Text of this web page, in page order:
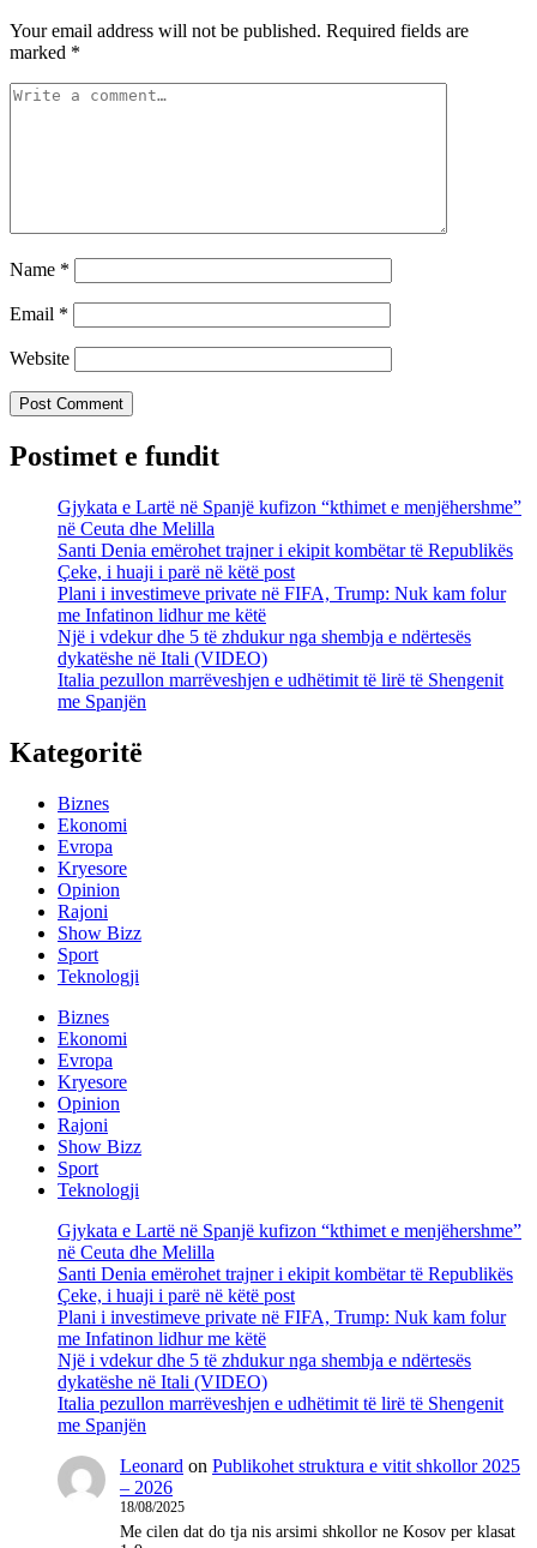
Your email address will not be published. Required fields are
marked *
Name *
Email *
Website
Postimet e fundit
Gjykata e Lartë në Spanjë kufizon “kthimet e menjëhershme”
në Ceuta dhe Melilla
Santi Denia emërohet trajner i ekipit kombëtar të Republikës
Çeke, i huaji i parë në këtë post
Plani i investimeve private në FIFA, Trump: Nuk kam folur
me Infatinon lidhur me këtë
Një i vdekur dhe 5 të zhdukur nga shembja e ndërtesës
dykatëshe në Itali (VIDEO)
Italia pezullon marrëveshjen e udhëtimit të lirë të Shengenit
me Spanjën
Kategoritë
Biznes
Ekonomi
Evropa
Kryesore
Opinion
Rajoni
Show Bizz
Sport
Teknologji
Biznes
Ekonomi
Evropa
Kryesore
Opinion
Rajoni
Show Bizz
Sport
Teknologji
Gjykata e Lartë në Spanjë kufizon “kthimet e menjëhershme”
në Ceuta dhe Melilla
Santi Denia emërohet trajner i ekipit kombëtar të Republikës
Çeke, i huaji i parë në këtë post
Plani i investimeve private në FIFA, Trump: Nuk kam folur
me Infatinon lidhur me këtë
Një i vdekur dhe 5 të zhdukur nga shembja e ndërtesës
dykatëshe në Itali (VIDEO)
Italia pezullon marrëveshjen e udhëtimit të lirë të Shengenit
me Spanjën
Leonard on Publikohet struktura e vitit shkollor 2025
– 2026
18/08/2025
Me cilen dat do tja nis arsimi shkollor ne Kosov per klasat